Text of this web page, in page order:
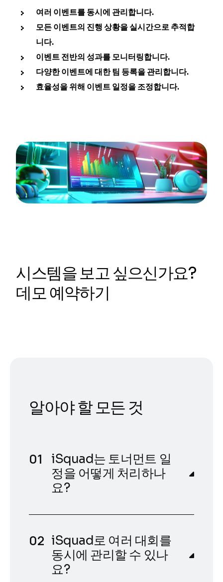
여러 이벤트를 동시에 관리합니다.
모든 이벤트의 진행 상황을 실시간으로 추적합
니다.
이벤트 전반의 성과를 모니터링합니다.
다양한 이벤트에 대한 팀 등록을 관리합니다.
효율성을 위해 이벤트 일정을 조정합니다.
시스템을 보고 싶으신가요?
데모 예약하기
알아야 할 모든 것
iSquad는 토너먼트 일
정을 어떻게 처리하나
요?
iSquad로 여러 대회를
동시에 관리할 수 있나
요?